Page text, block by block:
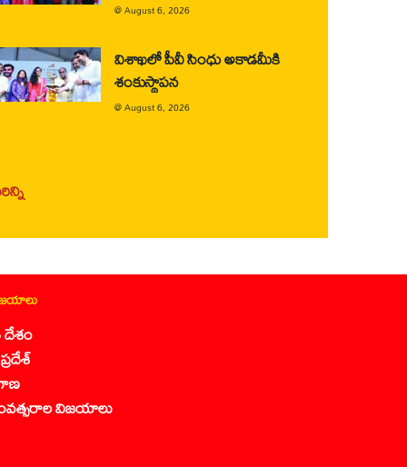
@August 6, 2026
విశాఖలో పీవీ సింధు అకాడమీకి
శంకుస్థాపన
@August 6, 2026
విజయాలు